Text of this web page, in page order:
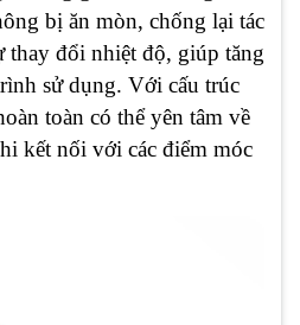
bị ăn mòn, chống lại tác
thay đổi nhiệt độ, giúp tăng
sử dụng. Với cấu trúc
toàn có thể yên tâm về
kết nối với các điểm móc